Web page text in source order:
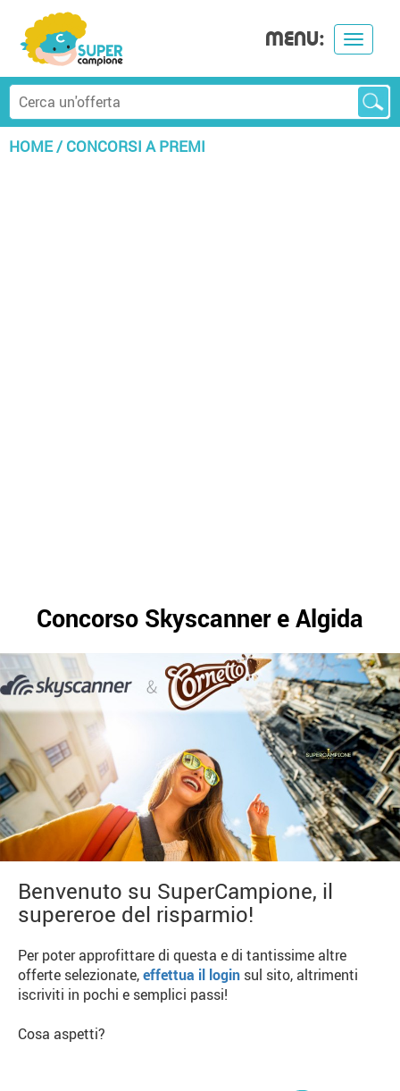
Toggle
MENU:
HOME/CONCORSI A PREMI
Concorso Skyscanner e Algida
Benvenuto su SuperCampione, il
supereroe del risparmio!
Per poter approfittare di questa e di tantissime altre
offerte selezionate,effettua il login sul sito, altrimenti
iscriviti in pochi e semplici passi!
Cosa aspetti?